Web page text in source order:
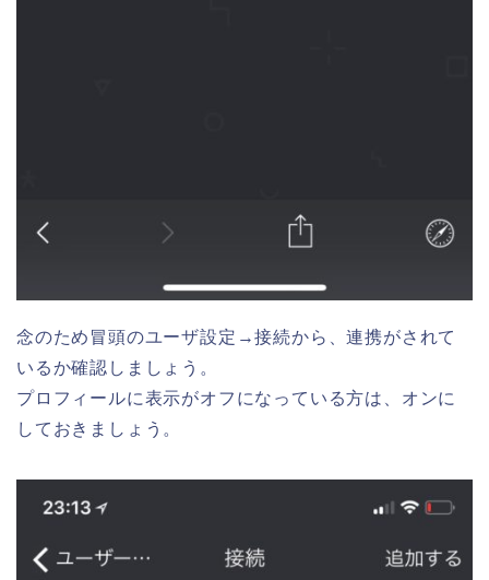
念のため冒頭のユーザ設定→接続から、連携がされて
いるか確認しましょう。
プロフィールに表示がオフになっている方は、オンに
しておきましょう。